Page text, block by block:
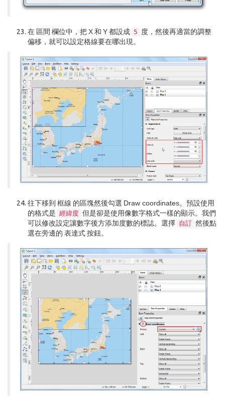
在 區間 欄位中，把X和 Y都設成 5
度，然後再適當的調整
偏移 ，就可以設定格線要在哪出現。
往下移到 框線 的區塊然後勾選 Draw coordinates。預設使用
的格式是 經緯度 但是卻是使用像數字格式一樣的顯示。我們
可以修改設定讓數字後方添加度數的標誌。選擇 自訂 然後點
選在旁邊的 表達式按鈕。